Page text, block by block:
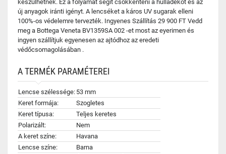
készülhetnek. Ez a folyamat segít csökkenteni a hulladékot és az
új anyagok iránti igényt. A lencséket a káros UV sugarak elleni
100%-os védelemre tervezték. Ingyenes Szállítás 29 900 FT Vedd
meg a Bottega Veneta BV1359SA 002 -et most az eyerimen és
ingyen szállítjuk egyenesen az ajtódhoz az eredeti
védőcsomagolásában .
A TERMÉK PARAMÉTEREI
Lencse szélessége: 53 mm
Keret formája:
Szogletes
Keret típusa:
Teljes keretes
Polarizált:
Nem
A keret színe:
Havana
Lencse színe:
Barna